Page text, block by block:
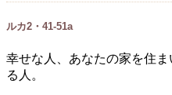
ルカ2・41-51a
幸せな人、あなたの家を住
る人。